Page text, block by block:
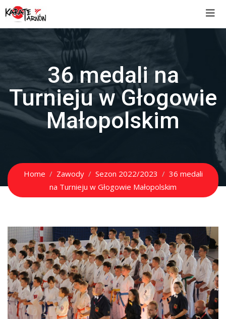
36 medali na
Turnieju w Głogowie
Małopolskim
Home Zawody Sezon 2022/2023
36 medali
na Turnieju w Głogowie Małopolskim